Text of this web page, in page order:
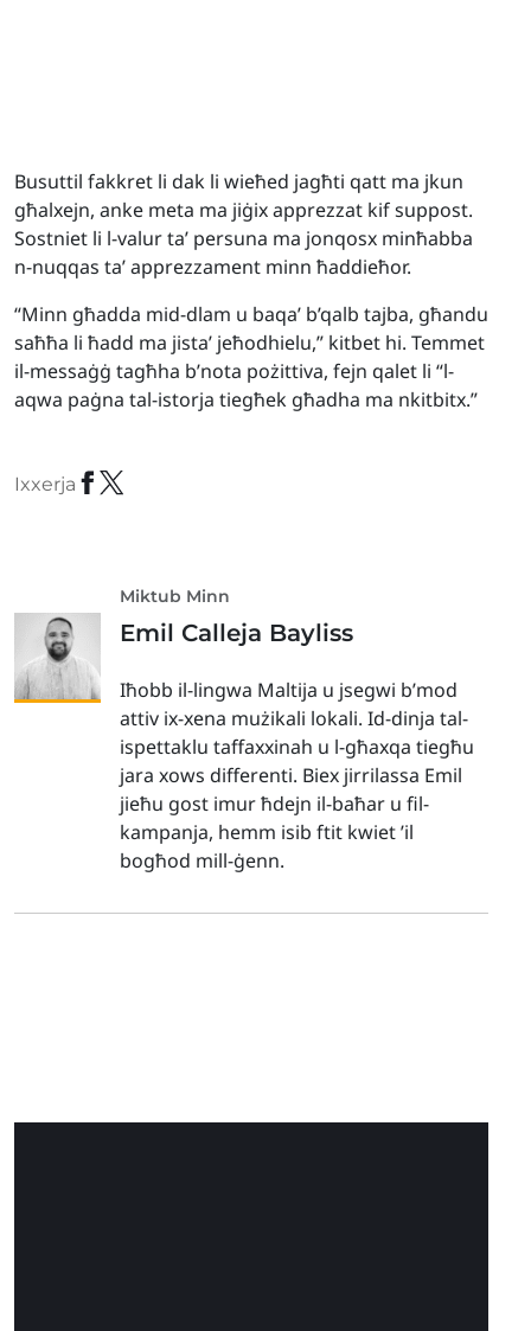
Busuttil fakkret li dak li wieħed jagħti qatt ma jkun
għalxejn, anke meta ma jiġix apprezzat kif suppost.
Sostniet li l-valur ta’ persuna ma jonqosx minħabba
n-nuqqas ta’ apprezzament minn ħaddieħor.
“Minn għadda mid-dlam u baqa’ b’qalb tajba, għandu
saħħa li ħadd ma jista’ jeħodhielu,” kitbet hi. Temmet
il-messaġġ tagħha b’nota pożittiva, fejn qalet li “l-
aqwa paġna tal-istorja tiegħek għadha ma nkitbitx.”
Ixxerja
Miktub Minn
Emil Calleja Bayliss
Iħobb il-lingwa Maltija u jsegwi b’mod
attiv ix-xena mużikali lokali. Id-dinja tal-
ispettaklu taffaxxinah u l-għaxqa tiegħu
jara xows differenti. Biex jirrilassa Emil
jieħu gost imur ħdejn il-baħar u fil-
kampanja, hemm isib ftit kwiet ’il
bogħod mill-ġenn.